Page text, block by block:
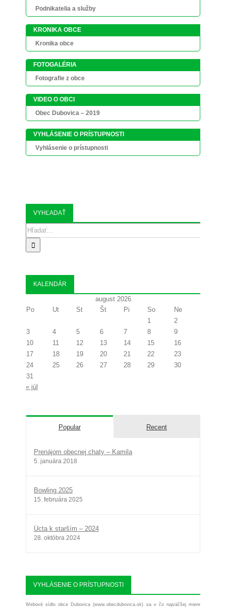
Podnikatelia a služby
KRONIKA OBCE
Kronika obce
FOTOGALÉRIA
Fotografie z obce
VIDEO O OBCI
Obec Dubovica – 2019
VYHLÁSENIE O PRÍSTUPNOSTI
Vyhlásenie o prístupnosti
VYHĽADAŤ
Search
for:
KALENDÁR
august 2026
Po
Ut St Št Pi So
Ne
1
2
3
4 5 6 7 8
9
10
11 12 13 14 15
16
17
18 19 20 21 22
23
24
25 26 27 28 29
30
31
« júl
Popular Recent
Prenájom obecnej chaty – Kamila
5. januára 2018
Bowling 2025
15. februára 2025
Úcta k starším – 2024
28. októbra 2024
VYHLÁSENIE O PRÍSTUPNOSTI
Webové sídlo obce Dubovica (www.obecdubovica.sk) sa v čo najväčšej miere